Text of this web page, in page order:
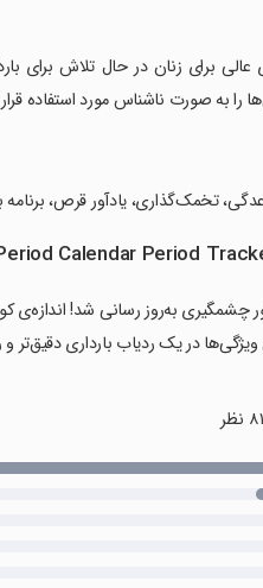
عالی برای زنان در حال تلاش برای
را به صورت ناشناس مورد استفاده
تخمک‌گذاری، یادآور قرص،
چشمگیری به‌روز رسانی شد! اندازه‌ی
در یک ردیاب بارداری دقیق‌تر و